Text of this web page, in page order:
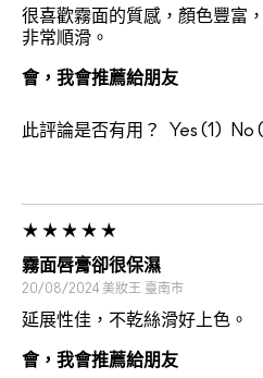
很喜歡霧面的質感，顏色豐富
非常順滑。
會，我會推薦給朋友
此評論是否有用？ 1
霧面唇膏卻很保濕
20/08/2024 美妝王 臺南市
延展性佳，不乾絲滑好上色。
會，我會推薦給朋友